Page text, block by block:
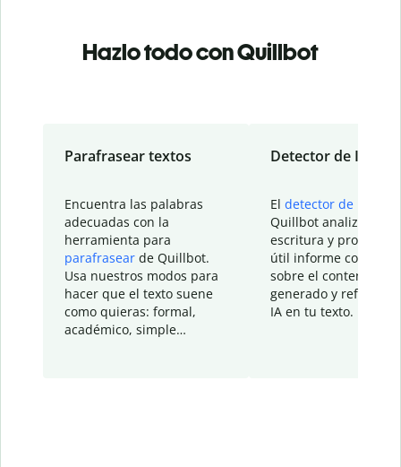
Hazlo todo con Quillbot
Parafrasear textos
Encuentra las palabras
adecuadas con la
herramienta para
parafrasear de Quillbot.
Usa nuestros modos para
hacer que el texto suene
como quieras: formal,
académico, simple…
Detector de IA
El detector de IA
Quillbot analiza tu
escritura y
útil informe con
sobre el contenido
generado y refinado
IA en tu texto.